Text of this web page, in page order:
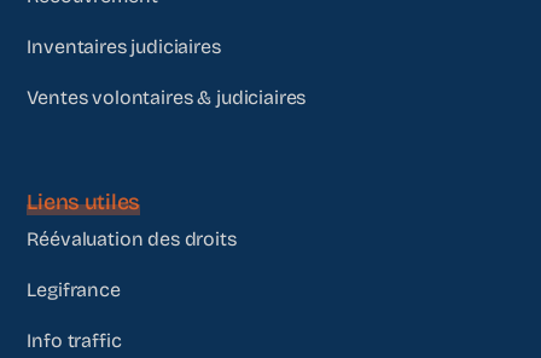
Inventaires judiciaires
Ventes volontaires & judiciaires
Liens utiles
Réévaluation des droits
Legifrance
Info traffic